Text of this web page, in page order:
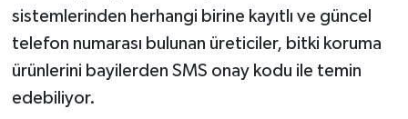
sistemlerinden herhangi birine kayıtlı ve güncel
telefon numarası bulunan üreticiler, bitki koruma
ürünlerini bayilerden SMS onay kodu ile temin
edebiliyor.